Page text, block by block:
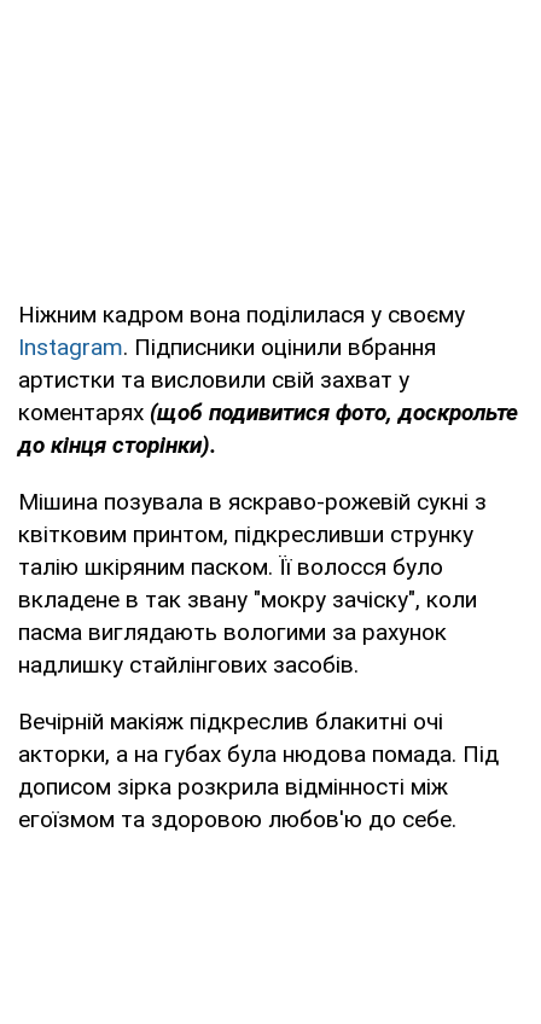
Ніжним кадром вона поділилася у своєму
Instagram. Підписники оцінили вбрання
артистки та висловили свій захват у
коментарях (щоб подивитися фото, доскрольте
до кінця сторінки).
Мішина позувала в яскраво-рожевій сукні з
квітковим принтом, підкресливши струнку
талію шкіряним паском. Її волосся було
вкладене в так звану "мокру зачіску", коли
пасма виглядають вологими за рахунок
надлишку стайлінгових засобів.
Вечірній макіяж підкреслив блакитні очі
акторки, а на губах була нюдова помада. Під
дописом зірка розкрила відмінності між
егоїзмом та здоровою любов'ю до себе.